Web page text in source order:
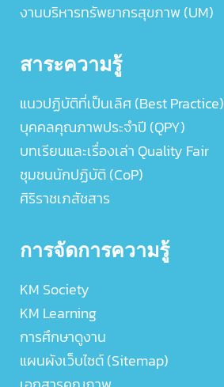
งานบริหารทรัพยากรสุขภาพ (UM)
สาระความรู้
แนวปฏิบัติที่เป็นเลิศ (Best Practice)
บุคคลคุณภาพประจำปี (QPY)
บทเรียนและเรื่องเล่า Quality Fair
ชุมชนนักปฏิบัติ (CoP)
ศิริราชเภสัชสาร
การจัดการความรู้
KM Society
KM Learning
การศึกษาดูงาน
แผนผังเว็บไซต์ (Sitemap)